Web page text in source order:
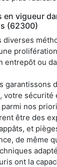
en vigueur
(62300)
diverses
entrepôt ou
garantissons
votre sécurité
nos
être des
et
de même
ont la